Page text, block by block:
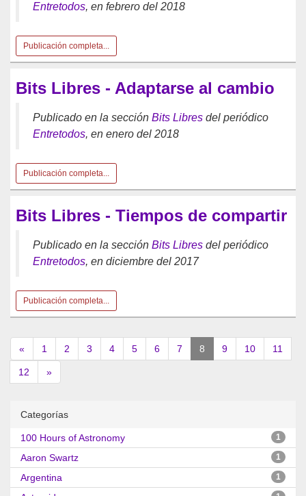
Entretodos, en febrero del 2018
Publicación completa...
Bits Libres - Adaptarse al cambio
Publicado en la sección Bits Libres del periódico
Entretodos, en enero del 2018
Publicación completa...
Bits Libres - Tiempos de compartir
Publicado en la sección Bits Libres del periódico
Entretodos, en diciembre del 2017
Publicación completa...
« 1 2 3 4 5 6 7 8 (current)
9 10 11
12 »
Categorías
100 Hours of Astronomy 1
Aaron Swartz 1
Argentina 1